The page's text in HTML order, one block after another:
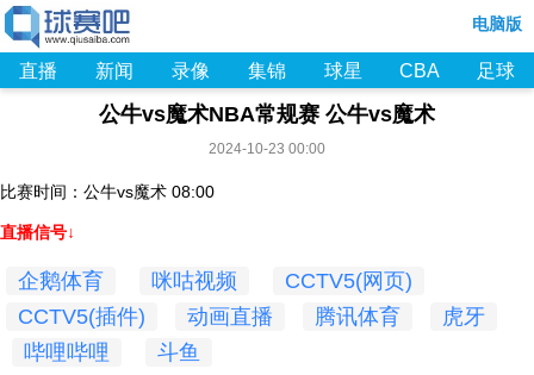
电脑版
直播 新闻 录像 集锦 球星 CBA 足球
公牛vs魔术NBA常规赛 公牛vs魔术
2024-10-23 00:00
比赛时间：公牛vs魔术 08:00
直播信号↓
企鹅体育 咪咕视频
CCTV5(网页)
CCTV5(插件)
动画直播 腾讯体育
虎牙
哔哩哔哩
斗鱼